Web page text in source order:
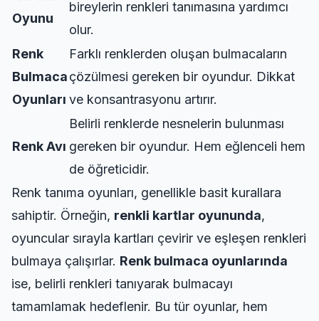
Oyunu
bireylerin renkleri tanımasına yardımcı
olur.
Renk
Bulmaca
Oyunları
Farklı renklerden oluşan bulmacaların
çözülmesi gereken bir oyundur. Dikkat
ve konsantrasyonu artırır.
Renk Avı
Belirli renklerde nesnelerin bulunması
gereken bir oyundur. Hem eğlenceli hem
de öğreticidir.
Renk tanıma oyunları, genellikle basit kurallara
sahiptir. Örneğin, renkli kartlar oyununda,
oyuncular sırayla kartları çevirir ve eşleşen renkleri
bulmaya çalışırlar. Renk bulmaca oyunlarında
ise, belirli renkleri tanıyarak bulmacayı
tamamlamak hedeflenir. Bu tür oyunlar, hem